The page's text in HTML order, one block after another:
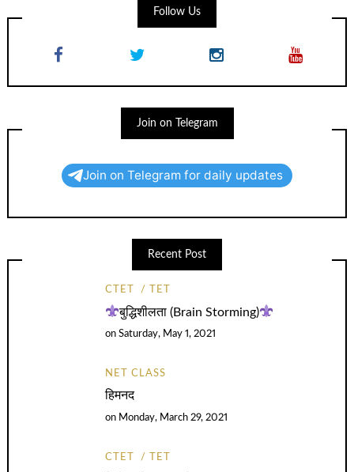
Follow Us
Join on Telegram
Join on Telegram for daily updates
Recent Post
CTET TET
बुद्धिशीलता (Brain Storming)
onSaturday, May 1, 2021
NET CLASS
हिमनद
on Monday, March 29, 2021
CTET TET